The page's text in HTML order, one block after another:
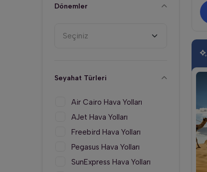
Dönemler
Seçiniz
Seyahat Türleri
Air Cairo Hava Yolları
AJet Hava Yolları
Freebird Hava Yolları
Pegasus Hava Yolları
SunExpress Hava Yolları